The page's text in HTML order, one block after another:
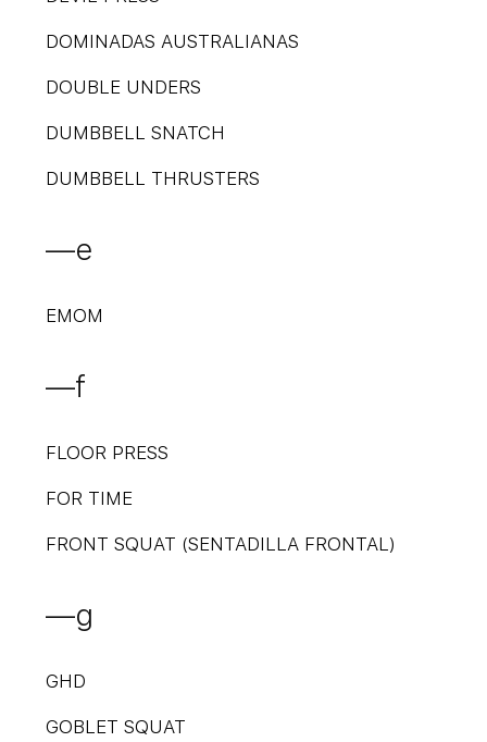
DOMINADAS AUSTRALIANAS
DOUBLE UNDERS
DUMBBELL SNATCH
DUMBBELL THRUSTERS
—e
EMOM
—f
FLOOR PRESS
FOR TIME
FRONT SQUAT (SENTADILLA FRONTAL)
—g
GHD
GOBLET SQUAT